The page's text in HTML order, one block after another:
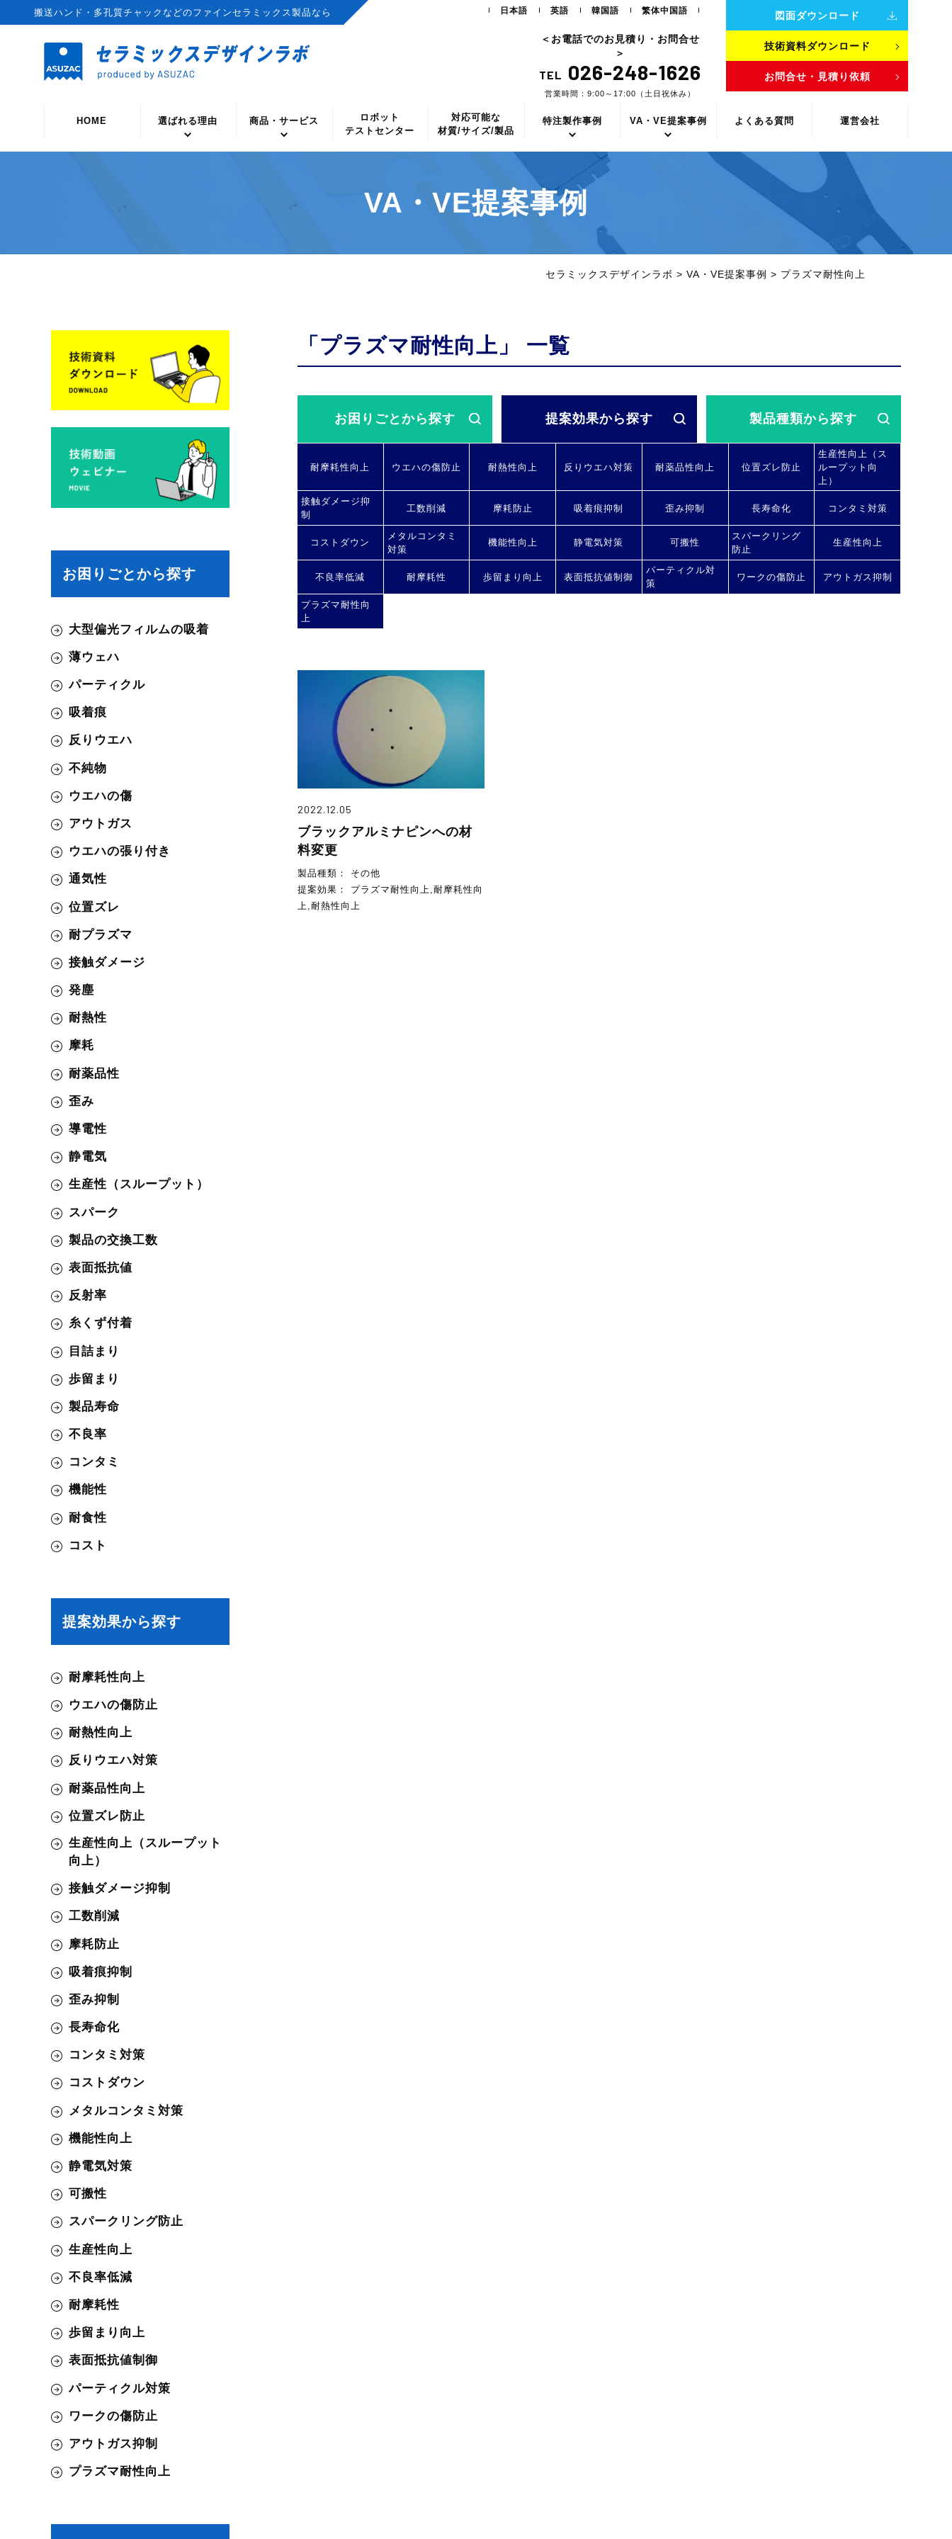
搬送ハンド・多孔質チャックなどのファインセラミックス製品なら 日本語 英語 韓国語 繁体中国語
＜お電話でのお見積り・お問合せ
＞
TEL 026-248-1626
営業時間：9:00～17:00（土日祝休み）
図面ダウンロード
技術資料ダウンロード
お問合せ・見積り依頼
HOME 選ばれる理由 商品・サービス
ロボット
テストセンター
対応可能な
材質/サイズ/製品
特注製作事例 VA・VE提案事例 よくある質問 運営会社
VA・VE提案事例
セラミックスデザインラボ > VA・VE提案事例 > プラズマ耐性向上
「プラズマ耐性向上」 一覧
お困りごとから探す 提案効果から探す 製品種類から探す
耐摩耗性向上 ウエハの傷防止 耐熱性向上 反りウエハ対策 耐薬品性向上 位置ズレ防止
生産性向上（ス
ループット向
上）
接触ダメージ抑
制
工数削減 摩耗防止 吸着痕抑制 歪み抑制 長寿命化 コンタミ対策
コストダウン
メタルコンタミ
対策
機能性向上 静電気対策 可搬性
スパークリング
防止
生産性向上
不良率低減 耐摩耗性 歩留まり向上 表面抵抗値制御
パーティクル対
策
ワークの傷防止 アウトガス抑制
プラズマ耐性向
上
2022.12.05
ブラックアルミナピンへの材
料変更
製品種類： その他
提案効果： プラズマ耐性向上,耐摩耗性向
上,耐熱性向上
お困りごとから探す
大型偏光フィルムの吸着
薄ウェハ
パーティクル
吸着痕
反りウエハ
不純物
ウエハの傷
アウトガス
ウエハの張り付き
通気性
位置ズレ
耐プラズマ
接触ダメージ
発塵
耐熱性
摩耗
耐薬品性
歪み
導電性
静電気
生産性（スループット）
スパーク
製品の交換工数
表面抵抗値
反射率
糸くず付着
目詰まり
歩留まり
製品寿命
不良率
コンタミ
機能性
耐食性
コスト
提案効果から探す
耐摩耗性向上
ウエハの傷防止
耐熱性向上
反りウエハ対策
耐薬品性向上
位置ズレ防止
生産性向上（スループット
向上）
接触ダメージ抑制
工数削減
摩耗防止
吸着痕抑制
歪み抑制
長寿命化
コンタミ対策
コストダウン
メタルコンタミ対策
機能性向上
静電気対策
可搬性
スパークリング防止
生産性向上
不良率低減
耐摩耗性
歩留まり向上
表面抵抗値制御
パーティクル対策
ワークの傷防止
アウトガス抑制
プラズマ耐性向上